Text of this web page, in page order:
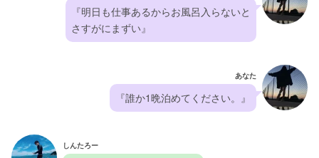
『明日も仕事あるからお風呂入らないと
さすがにまずい』
あなた
『誰か1晩泊めてください。』
しんたろー